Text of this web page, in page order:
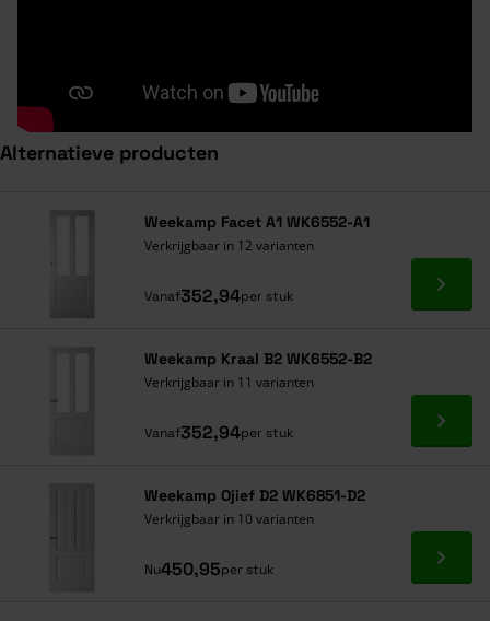
Alternatieve producten
Weekamp Facet A1 WK6552-A1
Verkrijgbaar in 12 varianten
Vanaf352,94per stuk Ga
Weekamp Kraal B2 WK6552-B2
Verkrijgbaar in 11 varianten
Vanaf352,94per stuk Ga
Weekamp Ojief D2 WK6851-D2
Verkrijgbaar in 10 varianten
Nu450,95per stuk Ga